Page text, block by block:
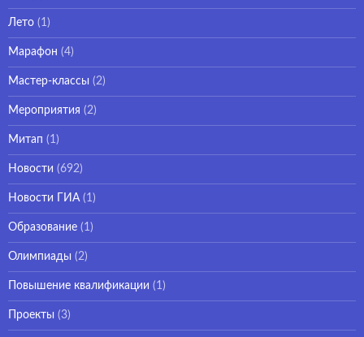
Лето (1)
Марафон (4)
Мастер-классы (2)
Мероприятия (2)
Митап (1)
Новости (692)
Новости ГИА (1)
Образование (1)
Олимпиады (2)
Повышение квалификации (1)
Проекты (3)